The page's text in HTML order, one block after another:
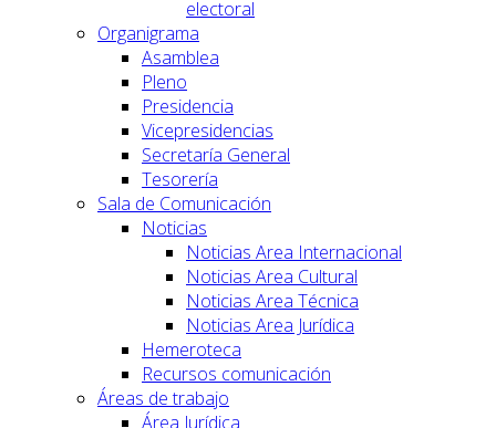
electoral
Organigrama
Asamblea
Pleno
Presidencia
Vicepresidencias
Secretaría General
Tesorería
Sala de Comunicación
Noticias
Noticias Area Internacional
Noticias Area Cultural
Noticias Area Técnica
Noticias Area Jurídica
Hemeroteca
Recursos comunicación
Áreas de trabajo
Área Jurídica